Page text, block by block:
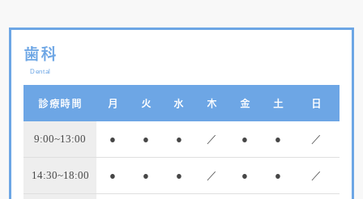
歯科
Dental
診療時間 月 火 水 木 金 土 日
9:00~13:00 ● ● ● ／ ● ● ／
14:30~18:00 ● ● ● ／ ● ● ／